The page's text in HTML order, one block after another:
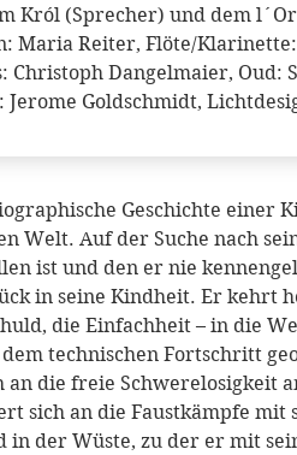
Król (Sprecher) und dem
Maria Reiter, Flöte/Klarinette:
Christoph Dangelmaier, Oud:
Jerome Goldschmidt,
Geschichte einer
Welt. Auf der Suche nach
ist und den er nie
in seine Kindheit. Er kehrt
die Einfachheit – in die
dem technischen Fortschritt
die freie Schwerelosigkeit
sich an die Faustkämpfe mit
in der Wüste, zu der er mit